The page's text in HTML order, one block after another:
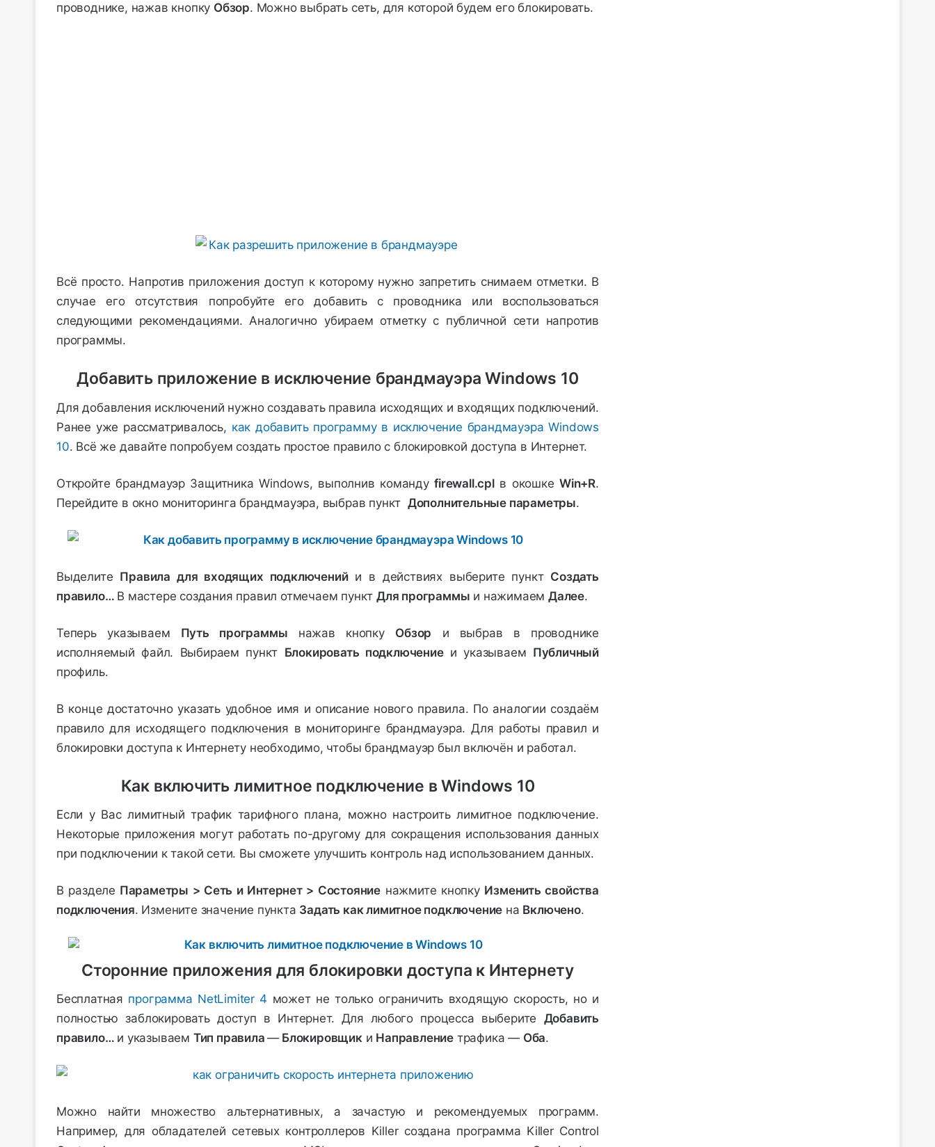
проводнике, нажав кнопку Обзор. Можно выбрать сеть, для которой будем его блокировать.
Всё просто. Напротив приложения доступ к которому нужно запретить снимаем отметки. В
случае его отсутствия попробуйте его добавить с проводника или воспользоваться
следующими рекомендациями. Аналогично убираем отметку с публичной сети напротив
программы.
Добавить приложение в исключение брандмауэра Windows 10
Для добавления исключений нужно создавать правила исходящих и входящих подключений.
Ранее уже рассматривалось, как добавить программу в исключение брандмауэра Windows
10. Всё же давайте попробуем создать простое правило с блокировкой доступа в Интернет.
Откройте брандмауэр Защитника Windows, выполнив командуfirewall.cplв окошкеWin+R.
Перейдите в окно мониторинга брандмауэра, выбрав пункт Дополнительные параметры.
Выделите Правила для входящих подключенийи в действиях выберите пункт Создать
правило… В мастере создания правил отмечаем пунктДля программы и нажимаемДалее.
Теперь указываем Путь программы нажав кнопку Обзор и выбрав в проводнике
исполняемый файл. Выбираем пункт Блокировать подключениеи указываем Публичный
профиль.
В конце достаточно указать удобное имя и описание нового правила. По аналогии создаём
правило для исходящего подключения в мониторинге брандмауэра. Для работы правил и
блокировки доступа к Интернету необходимо, чтобы брандмауэр был включён и работал.
Как включить лимитное подключение в Windows 10
Если у Вас лимитный трафик тарифного плана, можно настроить лимитное подключение.
Некоторые приложения могут работать по-другому для сокращения использования данных
при подключении к такой сети. Вы сможете улучшить контроль над использованием данных.
В разделе Параметры > Сеть и Интернет > Состояние нажмите кнопку Изменить свойства
подключения. Измените значение пункта Задать как лимитное подключение на Включено.
Сторонние приложения для блокировки доступа к Интернету
Бесплатная программа NetLimiter 4 может не только ограничить входящую скорость, но и
полностью заблокировать доступ в Интернет. Для любого процесса выберите Добавить
правило… и указываем Тип правила— Блокировщики Направление трафика — Оба.
Можно найти множество альтернативных, а зачастую и рекомендуемых программ.
Например, для обладателей сетевых контроллеров Killer создана программа Killer Control